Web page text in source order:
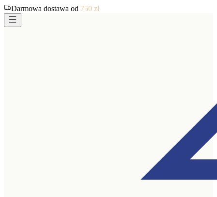
Darmowa dostawa od 750 zł